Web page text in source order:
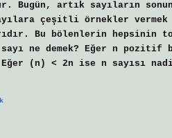
artık sayıların
sayılara çeşitli örnekler
Bu bölenlerin hepsinin
ne demek? Eğer n pozitif
(n) < 2n ise n sayısı